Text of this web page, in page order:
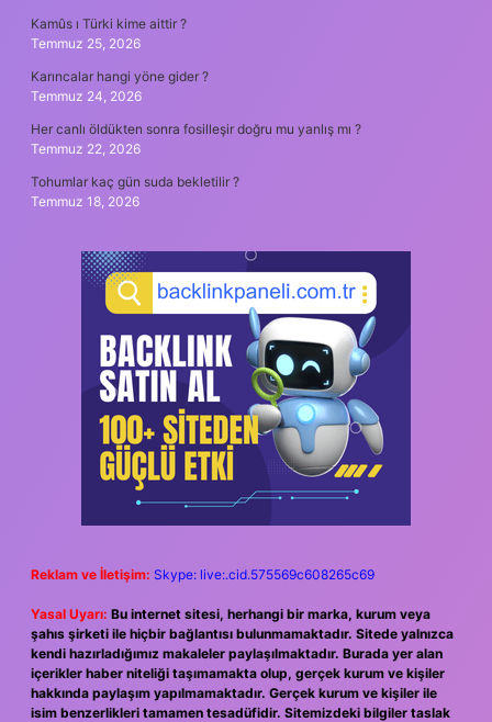
Kamûs ı Türki kime aittir ?
Temmuz 25, 2026
Karıncalar hangi yöne gider ?
Temmuz 24, 2026
Her canlı öldükten sonra fosilleşir doğru mu yanlış mı ?
Temmuz 22, 2026
Tohumlar kaç gün suda bekletilir ?
Temmuz 18, 2026
Reklam ve İletişim: Skype: live:.cid.575569c608265c69
Yasal Uyarı: Bu internet sitesi, herhangi bir marka, kurum veya
şahıs şirketi ile hiçbir bağlantısı bulunmamaktadır. Sitede yalnızca
kendi hazırladığımız makaleler paylaşılmaktadır. Burada yer alan
içerikler haber niteliği taşımamakta olup, gerçek kurum ve kişiler
hakkında paylaşım yapılmamaktadır. Gerçek kurum ve kişiler ile
isim benzerlikleri tamamen tesadüfidir. Sitemizdeki bilgiler taslak